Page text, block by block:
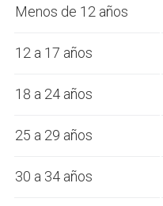
Menos de 12 años
12 a 17 años
18 a 24 años
25 a 29 años
30 a 34 años